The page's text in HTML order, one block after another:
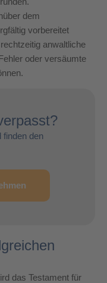
dem
vorbereitet
anwaltliche
oder versäumte
finden den
das Testament für